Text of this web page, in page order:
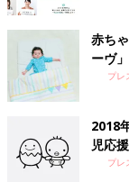
赤ち
ーヴ
プレ
2018
児応
プレ